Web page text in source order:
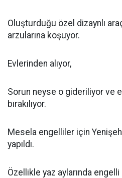
Oluşturduğu özel dizaynlı
arzularına koşuyor.
Evlerinden alıyor,
Sorun neyse o gideriliyor ve
bırakılıyor.
Mesela engelliler için
yapıldı.
Özellikle yaz aylarında